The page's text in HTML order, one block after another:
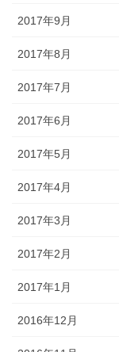
2017年9月
2017年8月
2017年7月
2017年6月
2017年5月
2017年4月
2017年3月
2017年2月
2017年1月
2016年12月